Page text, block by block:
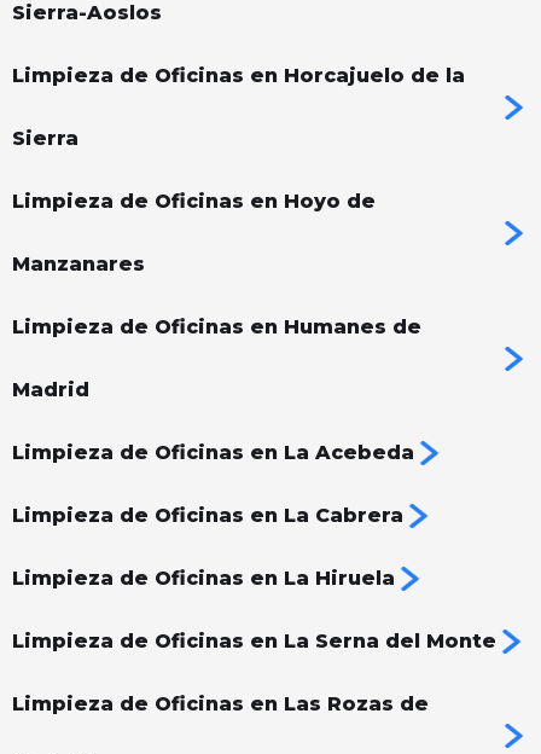
Sierra-Aoslos
Limpieza de Oficinas en Horcajuelo de la
Sierra
Limpieza de Oficinas en Hoyo de
Manzanares
Limpieza de Oficinas en Humanes de
Madrid
Limpieza de Oficinas en La Acebeda
Limpieza de Oficinas en La Cabrera
Limpieza de Oficinas en La Hiruela
Limpieza de Oficinas en La Serna del Monte
Limpieza de Oficinas en Las Rozas de